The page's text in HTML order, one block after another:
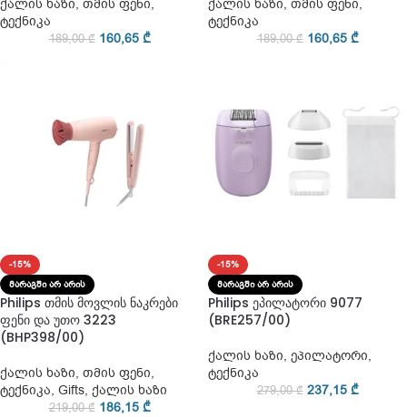
ქალის ხაზი, თმის ფენი,
ტექნიკა
189,00₾ 160,65 ₾
ქალის ხაზი, თმის ფენი,
ტექნიკა
189,00₾ 160,65 ₾
-15%
ᲛᲐᲠᲐᲒᲨᲘ ᲐᲠ ᲐᲠᲘᲡ
Philips თმის მოვლის ნაკრები
ფენი და უთო 3223
(BHP398/00)
ქალის ხაზი, თმის ფენი,
ტექნიკა, Gifts, ქალის ხაზი
219,00₾ 186,15 ₾
-15%
ᲛᲐᲠᲐᲒᲨᲘ ᲐᲠ ᲐᲠᲘᲡ
Philips ეპილატორი 9077
(BRE257/00)
ქალის ხაზი, ეპილატორი,
ტექნიკა
279,00₾ 237,15 ₾